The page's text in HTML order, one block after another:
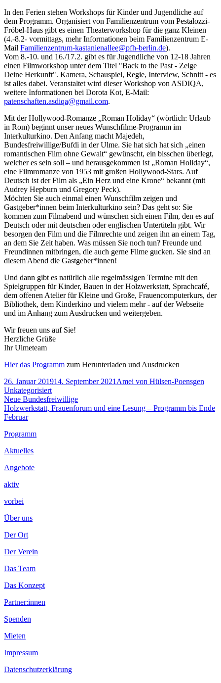
In den Ferien stehen Workshops für Kinder und Jugendliche auf
dem Programm. Organisiert von Familienzentrum vom Pestalozzi-
Fröbel-Haus gibt es einen Theaterworkshop für die ganz Kleinen
(4.-8.2- vormittags, mehr Informationen beim Familienzentrum E-
Mail Familienzentrum-kastanienallee@pfh-berlin.de).
Vom 8.-10. und 16./17.2. gibt es für Jugendliche von 12-18 Jahren
einen Filmworkshop unter dem Titel "Back to the Past - Zeige
Deine Herkunft". Kamera, Schauspiel, Regie, Interview, Schnitt - es
ist alles dabei. Veranstaltet wird dieser Workshop von ASDIQA,
weitere Informationen bei Dorota Kot, E-Mail:
patenschaften.asdiqa@gmail.com.
Mit der Hollywood-Romanze „Roman Holiday“ (wörtlich: Urlaub
in Rom) beginnt unser neues Wunschfilme-Programm im
Interkulturkino. Den Anfang macht Majedeh,
Bundesfreiwillige/Bufdi in der Ulme. Sie hat sich hat sich „einen
romantischen Film ohne Gewalt“ gewünscht, ein bisschen überlegt,
welcher es sein soll – und herausgekommen ist „Roman Holiday“,
eine Filmromanze von 1953 mit großen Hollywood-Stars. Auf
Deutsch ist der Film als „Ein Herz und eine Krone“ bekannt (mit
Audrey Hepburn und Gregory Peck).
Möchten Sie auch einmal einen Wunschfilm zeigen und
Gastgeber*innen beim Interkulturkino sein? Das geht so: Sie
kommen zum Filmabend und wünschen sich einen Film, den es auf
Deutsch oder mit deutschen oder englischen Untertiteln gibt. Wir
besorgen den Film und die Filmrechte und zeigen ihn an einem Tag,
an dem Sie Zeit haben. Was müssen Sie noch tun? Freunde und
Freundinnen mitbringen, die auch gerne Filme gucken. Sie sind an
diesem Abend die Gastgeber*innen!
Und dann gibt es natürlich alle regelmässigen Termine mit den
Spielgruppen für Kinder, Bauen in der Holzwerkstatt, Sprachcafé,
dem offenen Atelier für Kleine und Große, Frauencomputerkurs, der
Bibliothek, dem Kinderkino und vielem mehr - auf der Webseite
und im Anhang zum Ausdrucken und weitergeben.
Wir freuen uns auf Sie!
Herzliche Grüße
Ihr Ulmeteam
Hier das Programm zum Herunterladen und Ausdrucken
Veröffentlicht
am
26. Januar 201914. September 2021 Autor
Amei von Hülsen-Poensgen
Unkategorisiert
Beitragsnavigation
Vorheriger
Beitrag:
Neue Bundesfreiwillige
Nächster
Beitrag
Holzwerkstatt, Frauenforum und eine Lesung – Programm bis Ende
Februar
Footer
Inhalt
Programm
Aktuelles
Angebote
aktiv
vorbei
Über uns
Der Ort
Der Verein
Das Team
Das Konzept
Partner:innen
Spenden
Mieten
Impressum
Datenschutzerklärung